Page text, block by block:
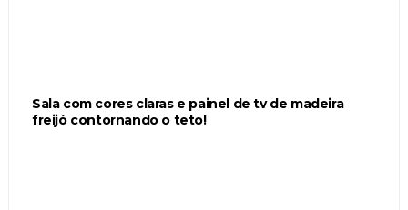
Sala com cores claras e painel de tv de madeira
freijó contornando o teto!